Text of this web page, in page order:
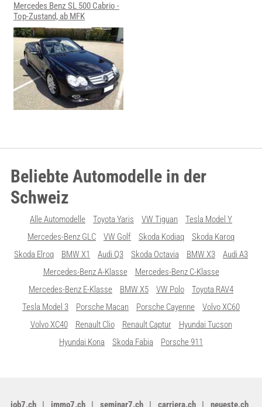
Mercedes Benz SL 500 Cabrio -
Top-Zustand, ab MFK
Beliebte Automodelle in der
Schweiz
Alle Automodelle Toyota Yaris VW Tiguan
Tesla Model Y
Mercedes-Benz GLC
VW Golf Skoda Kodiaq
Skoda Karoq
Skoda Elroq
BMW X1 Audi Q3 Skoda Octavia BMW X3
Audi A3
Mercedes-Benz A-Klasse
Mercedes-Benz C-Klasse
Mercedes-Benz E-Klasse
BMW X5 VW Polo
Toyota RAV4
Tesla Model 3
Porsche Macan Porsche Cayenne
Volvo XC60
Volvo XC40
Renault Clio Renault Captur
Hyundai Tucson
Hyundai Kona
Skoda Fabia Porsche 911
job7.ch immo7.ch seminar7.ch carriera.ch neueste.ch